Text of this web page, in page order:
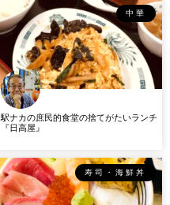
中華
駅ナカの庶民的食堂の捨てがたいランチ
『日高屋』
寿司・海鮮丼